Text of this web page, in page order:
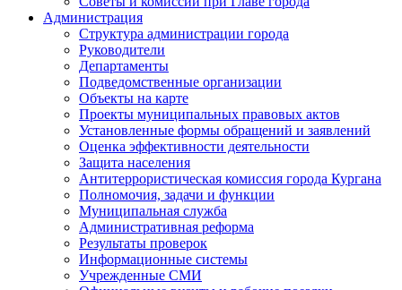
Администрация
Структура администрации города
Руководители
Департаменты
Подведомственные организации
Объекты на карте
Проекты муниципальных правовых актов
Установленные формы обращений и заявлений
Оценка эффективности деятельности
Защита населения
Антитеррористическая комиссия города Кургана
Полномочия, задачи и функции
Муниципальная служба
Административная реформа
Результаты проверок
Информационные системы
Учрежденные СМИ